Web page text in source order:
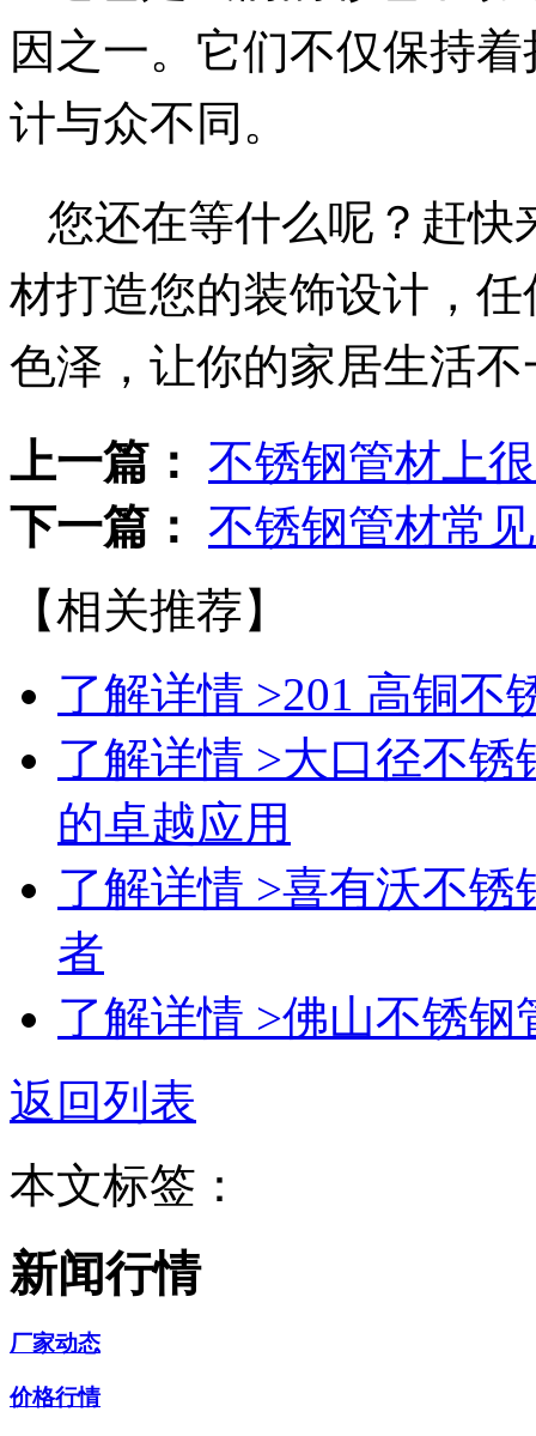
因之一。它们不仅保持
计与众不同。
您还在等什么呢？赶快
材打造您的装饰设计，
色泽，让你的家居生活
上一篇： 不锈钢管材上
下一篇： 不锈钢管材常
【相关推荐】
了解详情 >201 高铜不
了解详情 >大口径不锈
的卓越应用
了解详情 >喜有沃不锈
者
了解详情 >佛山不锈钢
返回列表
本文标签：
新闻行情
厂家动态
价格行情